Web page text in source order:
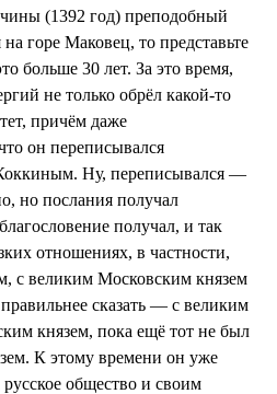
(1392 год) преподобный
горе Маковец, то представьте
больше 30 лет. За это время,
не только обрёл какой-то
причём даже
он переписывался
Ну, переписывался —
но послания получал
получал, и так
отношениях, в частности,
с великим Московским князем
сказать — с великим
князем, пока ещё тот не был
К этому времени он уже
общество и своим